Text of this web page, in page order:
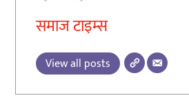
समाज टाइम्स
View all posts